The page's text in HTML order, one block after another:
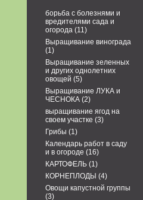
борьба с болезнями и
вредителями сада и
огорода (11)
Выращивание винограда
(1)
Выращивание зеленных
и других однолетних
овощей (5)
Выращивание ЛУКА и
ЧЕСНОКА (2)
выращивание ягод на
своем участке (3)
Грибы (1)
Календарь работ в саду
и в огороде (16)
КАРТОФЕЛЬ (1)
КОРНЕПЛОДЫ (4)
Овощи капустной группы
(3)